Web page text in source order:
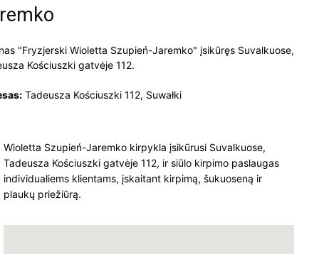
"Fryzjerski Wioletta Szupień-Jaremko" įsikūręs Suvalkuose,
Kościuszki gatvėje 112.
Tadeusza Kościuszki 112, Suwałki
Wioletta Szupień-Jaremko kirpykla įsikūrusi Suvalkuose,
Tadeusza Kościuszki gatvėje 112, ir siūlo kirpimo paslaugas
individualiems klientams, įskaitant kirpimą, šukuoseną ir
plaukų priežiūrą.